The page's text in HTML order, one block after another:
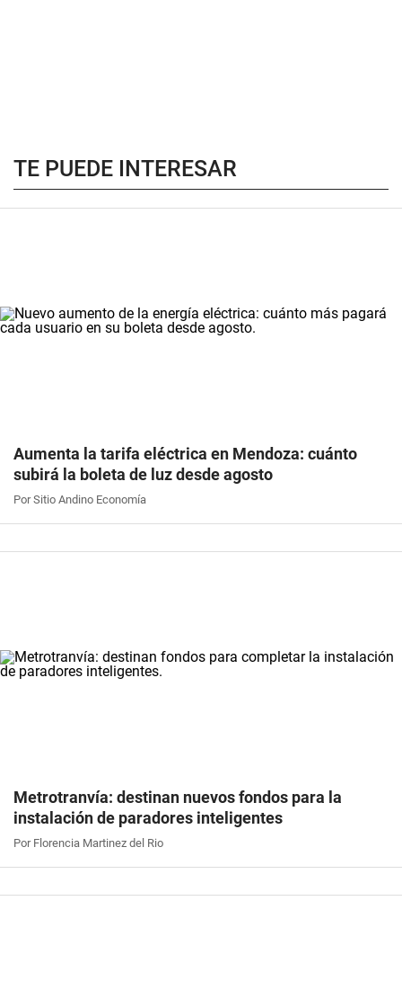
TE PUEDE INTERESAR
Aumenta la tarifa eléctrica en Mendoza: cuánto
subirá la boleta de luz desde agosto
Por Sitio Andino Economía
Metrotranvía: destinan nuevos fondos para la
instalación de paradores inteligentes
Por Florencia Martinez del Rio